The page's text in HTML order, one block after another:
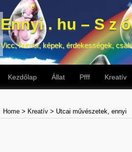
Ennyi . hu – S z
Vicc, humor, képek, érdekességek,
Kezdőlap Állat Pfff Kreatív
Home > Kreatív > Utcai művészetek, ennyi